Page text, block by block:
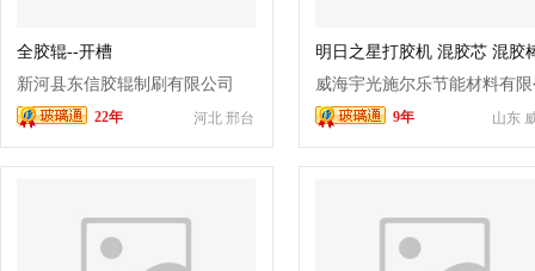
全胶辊--开槽
新河县东信胶辊制刷有限公司
河北 邢台
22年
明日之星打胶机 混胶芯 混胶
中空玻璃配件
威海宇光施尔乐节能材料有
司 山东
9年